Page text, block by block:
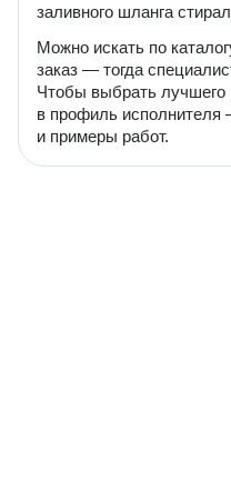
заливного шланга
Можно искать по
заказ — тогда
Чтобы выбрать лучшего
в профиль
и примеры работ.